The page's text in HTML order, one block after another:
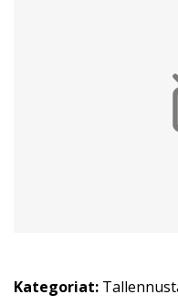
Kategoriat: